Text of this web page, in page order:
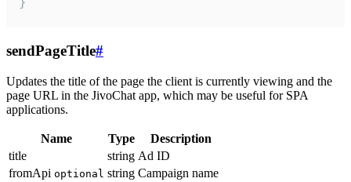
sendPageTitle#
Updates the title of the page the client is currently viewing and the
page URL in the JivoChat app, which may be useful for SPA
applications.
Name Type
Description
title
string Ad ID
fromApi optional string Campaign name